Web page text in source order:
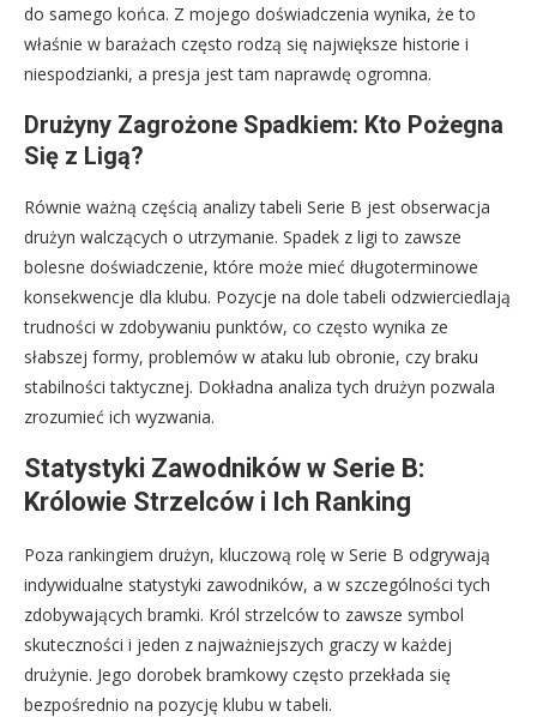
do samego końca. Z mojego doświadczenia wynika, że to
właśnie w barażach często rodzą się największe historie i
niespodzianki, a presja jest tam naprawdę ogromna.
Drużyny Zagrożone Spadkiem: Kto Pożegna
Się z Ligą?
Równie ważną częścią analizy tabeli Serie B jest obserwacja
drużyn walczących o utrzymanie. Spadek z ligi to zawsze
bolesne doświadczenie, które może mieć długoterminowe
konsekwencje dla klubu. Pozycje na dole tabeli odzwierciedlają
trudności w zdobywaniu punktów, co często wynika ze
słabszej formy, problemów w ataku lub obronie, czy braku
stabilności taktycznej. Dokładna analiza tych drużyn pozwala
zrozumieć ich wyzwania.
Statystyki Zawodników w Serie B:
Królowie Strzelców i Ich Ranking
Poza rankingiem drużyn, kluczową rolę w Serie B odgrywają
indywidualne statystyki zawodników, a w szczególności tych
zdobywających bramki. Król strzelców to zawsze symbol
skuteczności i jeden z najważniejszych graczy w każdej
drużynie. Jego dorobek bramkowy często przekłada się
bezpośrednio na pozycję klubu w tabeli.